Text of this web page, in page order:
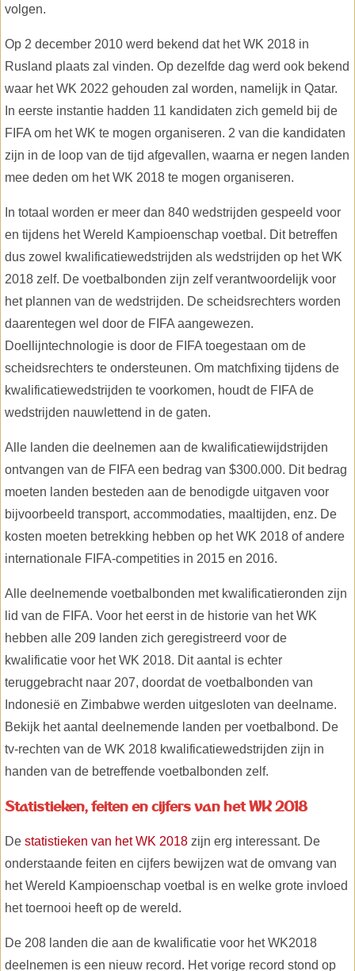
volgen.
Op 2 december 2010 werd bekend dat het WK 2018 in
Rusland plaats zal vinden. Op dezelfde dag werd ook bekend
waar het WK 2022 gehouden zal worden, namelijk in Qatar.
In eerste instantie hadden 11 kandidaten zich gemeld bij de
FIFA om het WK te mogen organiseren. 2 van die kandidaten
zijn in de loop van de tijd afgevallen, waarna er negen landen
mee deden om het WK 2018 te mogen organiseren.
In totaal worden er meer dan 840 wedstrijden gespeeld voor
en tijdens het Wereld Kampioenschap voetbal. Dit betreffen
dus zowel kwalificatiewedstrijden als wedstrijden op het WK
2018 zelf. De voetbalbonden zijn zelf verantwoordelijk voor
het plannen van de wedstrijden. De scheidsrechters worden
daarentegen wel door de FIFA aangewezen.
Doellijntechnologie is door de FIFA toegestaan om de
scheidsrechters te ondersteunen. Om matchfixing tijdens de
kwalificatiewedstrijden te voorkomen, houdt de FIFA de
wedstrijden nauwlettend in de gaten.
Alle landen die deelnemen aan de kwalificatiewijdstrijden
ontvangen van de FIFA een bedrag van $300.000. Dit bedrag
moeten landen besteden aan de benodigde uitgaven voor
bijvoorbeeld transport, accommodaties, maaltijden, enz. De
kosten moeten betrekking hebben op het WK 2018 of andere
internationale FIFA-competities in 2015 en 2016.
Alle deelnemende voetbalbonden met kwalificatieronden zijn
lid van de FIFA. Voor het eerst in de historie van het WK
hebben alle 209 landen zich geregistreerd voor de
kwalificatie voor het WK 2018. Dit aantal is echter
teruggebracht naar 207, doordat de voetbalbonden van
Indonesië en Zimbabwe werden uitgesloten van deelname.
Bekijk het aantal deelnemende landen per voetbalbond. De
tv-rechten van de WK 2018 kwalificatiewedstrijden zijn in
handen van de betreffende voetbalbonden zelf.
Statistieken, feiten en cijfers van het WK 2018
De statistieken van het WK 2018 zijn erg interessant. De
onderstaande feiten en cijfers bewijzen wat de omvang van
het Wereld Kampioenschap voetbal is en welke grote invloed
het toernooi heeft op de wereld.
De 208 landen die aan de kwalificatie voor het WK2018
deelnemen is een nieuw record. Het vorige record stond op